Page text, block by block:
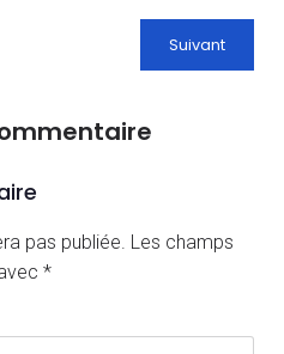
Suivant
pas publiée. Les champs
*